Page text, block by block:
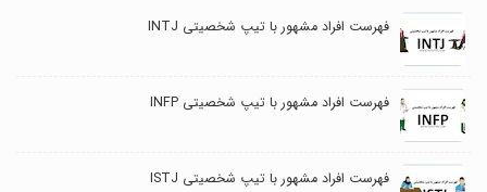
فهرست افراد مشهور با تیپ شخصیتی INTJ
فهرست افراد مشهور با تیپ شخصیتی INFP
فهرست افراد مشهور با تیپ شخصیتی ISTJ